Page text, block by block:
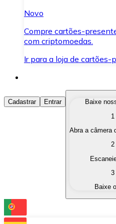
Novo
Compre cartões-
com criptomoedas.
Ir para a loja de cartões-
Comprar Criptomoedas
Compre as
Converta suas
Troque uma
Cadastrar Entrar
Baixe
1
Abra a câmera
2
3
Baixe